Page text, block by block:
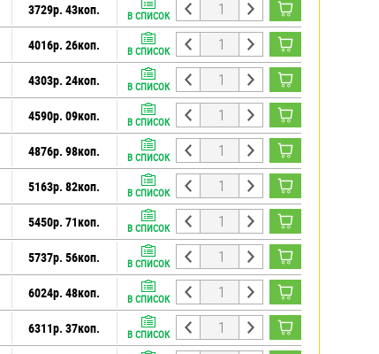
3729р. 43коп. В СПИСОК
4016р. 26коп. В СПИСОК
4303р. 24коп. В СПИСОК
4590р. 09коп. В СПИСОК
4876р. 98коп. В СПИСОК
5163р. 82коп. В СПИСОК
5450р. 71коп. В СПИСОК
5737р. 56коп. В СПИСОК
6024р. 48коп. В СПИСОК
6311р. 37коп. В СПИСОК